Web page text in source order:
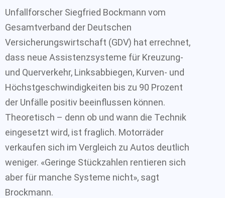
Unfallforscher Siegfried Bockmann vom
Gesamtverband der Deutschen
Versicherungswirtschaft (GDV) hat errechnet,
dass neue Assistenzsysteme für Kreuzung-
und Querverkehr, Linksabbiegen, Kurven- und
Höchstgeschwindigkeiten bis zu 90 Prozent
der Unfälle positiv beeinflussen können.
Theoretisch – denn ob und wann die Technik
eingesetzt wird, ist fraglich. Motorräder
verkaufen sich im Vergleich zu Autos deutlich
weniger. «Geringe Stückzahlen rentieren sich
aber für manche Systeme nicht», sagt
Brockmann.